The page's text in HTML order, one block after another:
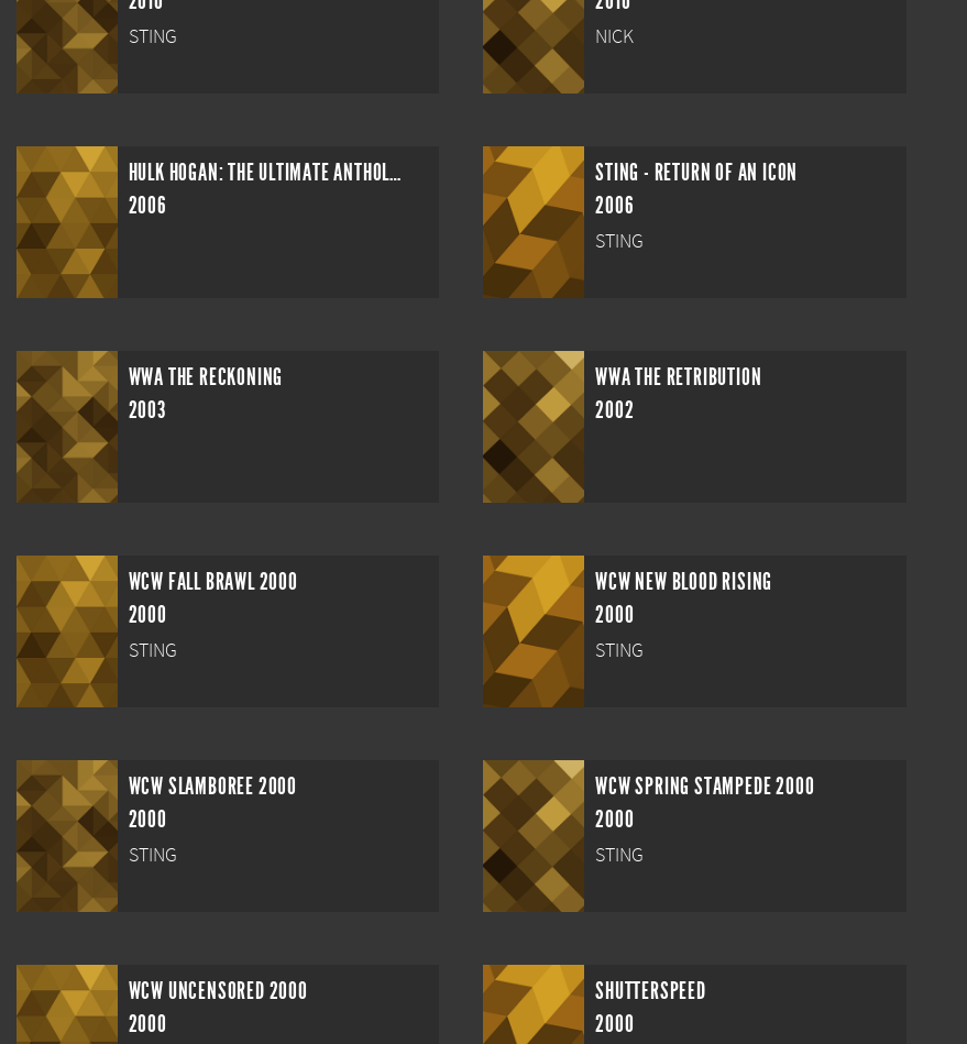
STING NICK
HULK HOGAN: THE ULTIMATE ANTHOLOGY
2006
STING - RETURN OF AN ICON
2006
STING
WWA THE RECKONING
2003
WWA THE RETRIBUTION
2002
WCW FALL BRAWL 2000
2000
STING
WCW NEW BLOOD RISING
2000
STING
WCW SLAMBOREE 2000
2000
STING
WCW SPRING STAMPEDE 2000
2000
STING
WCW UNCENSORED 2000
2000
SHUTTERSPEED
2000